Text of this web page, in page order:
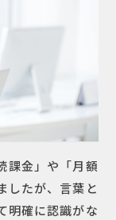
課金」や「月額
したが、言葉と
明確に認識がな